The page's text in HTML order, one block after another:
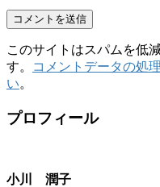
このサイトはスパムを低
す。
コメントデータの処
い。
プロフィール
小川 潤子